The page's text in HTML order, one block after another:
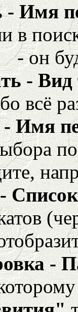
- Имя
в
- он
-
всё
Имя
-